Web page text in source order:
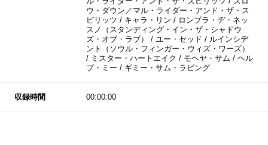
ウ・ダウン／マル・ライダー・アンド・ザ・ス
ピリッツ / キャラ・リン / ロンブラ・ヂ・ネッ
スノ（スタンディング・イン・ザ・シャドウ
ズ・オブ・ラブ） / ユー・セッド / ルインシデ
ント（ソウル・フィンガー・ウィズ・ワーズ）
/ ミスター・ハートエイク / モヘヤ・サム / ヘル
プ・ミー / ギミー・サム・ラビング
収録時間 00:00:00